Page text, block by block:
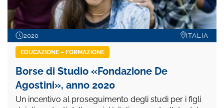
2020 ITALIA
EDUCAZIONE – FORMAZIONE
Borse di Studio «Fondazione De
Agostini», anno 2020
Un incentivo al proseguimento degli studi per i figli